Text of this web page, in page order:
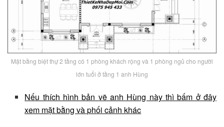
Mặt bằng biệt thự 2 tầng có 1 phòng khách rộng và 1 phòng ngủ cho người
lớn tuổi ở tầng 1 anh Hùng
Nếu thích hình bản vẽ anh Hùng này thì bấm ở đây
xem mặt bằng và phối cảnh khác